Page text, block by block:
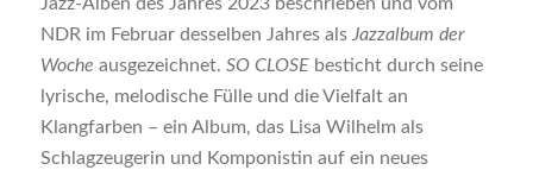
NDR im Februar desselben Jahres als Jazzalbum der
Woche ausgezeichnet. SO CLOSEbesticht durch seine
lyrische, melodische Fülle und die Vielfalt an
Klangfarben – ein Album, das Lisa Wilhelm als
Schlagzeugerin und Komponistin auf ein neues